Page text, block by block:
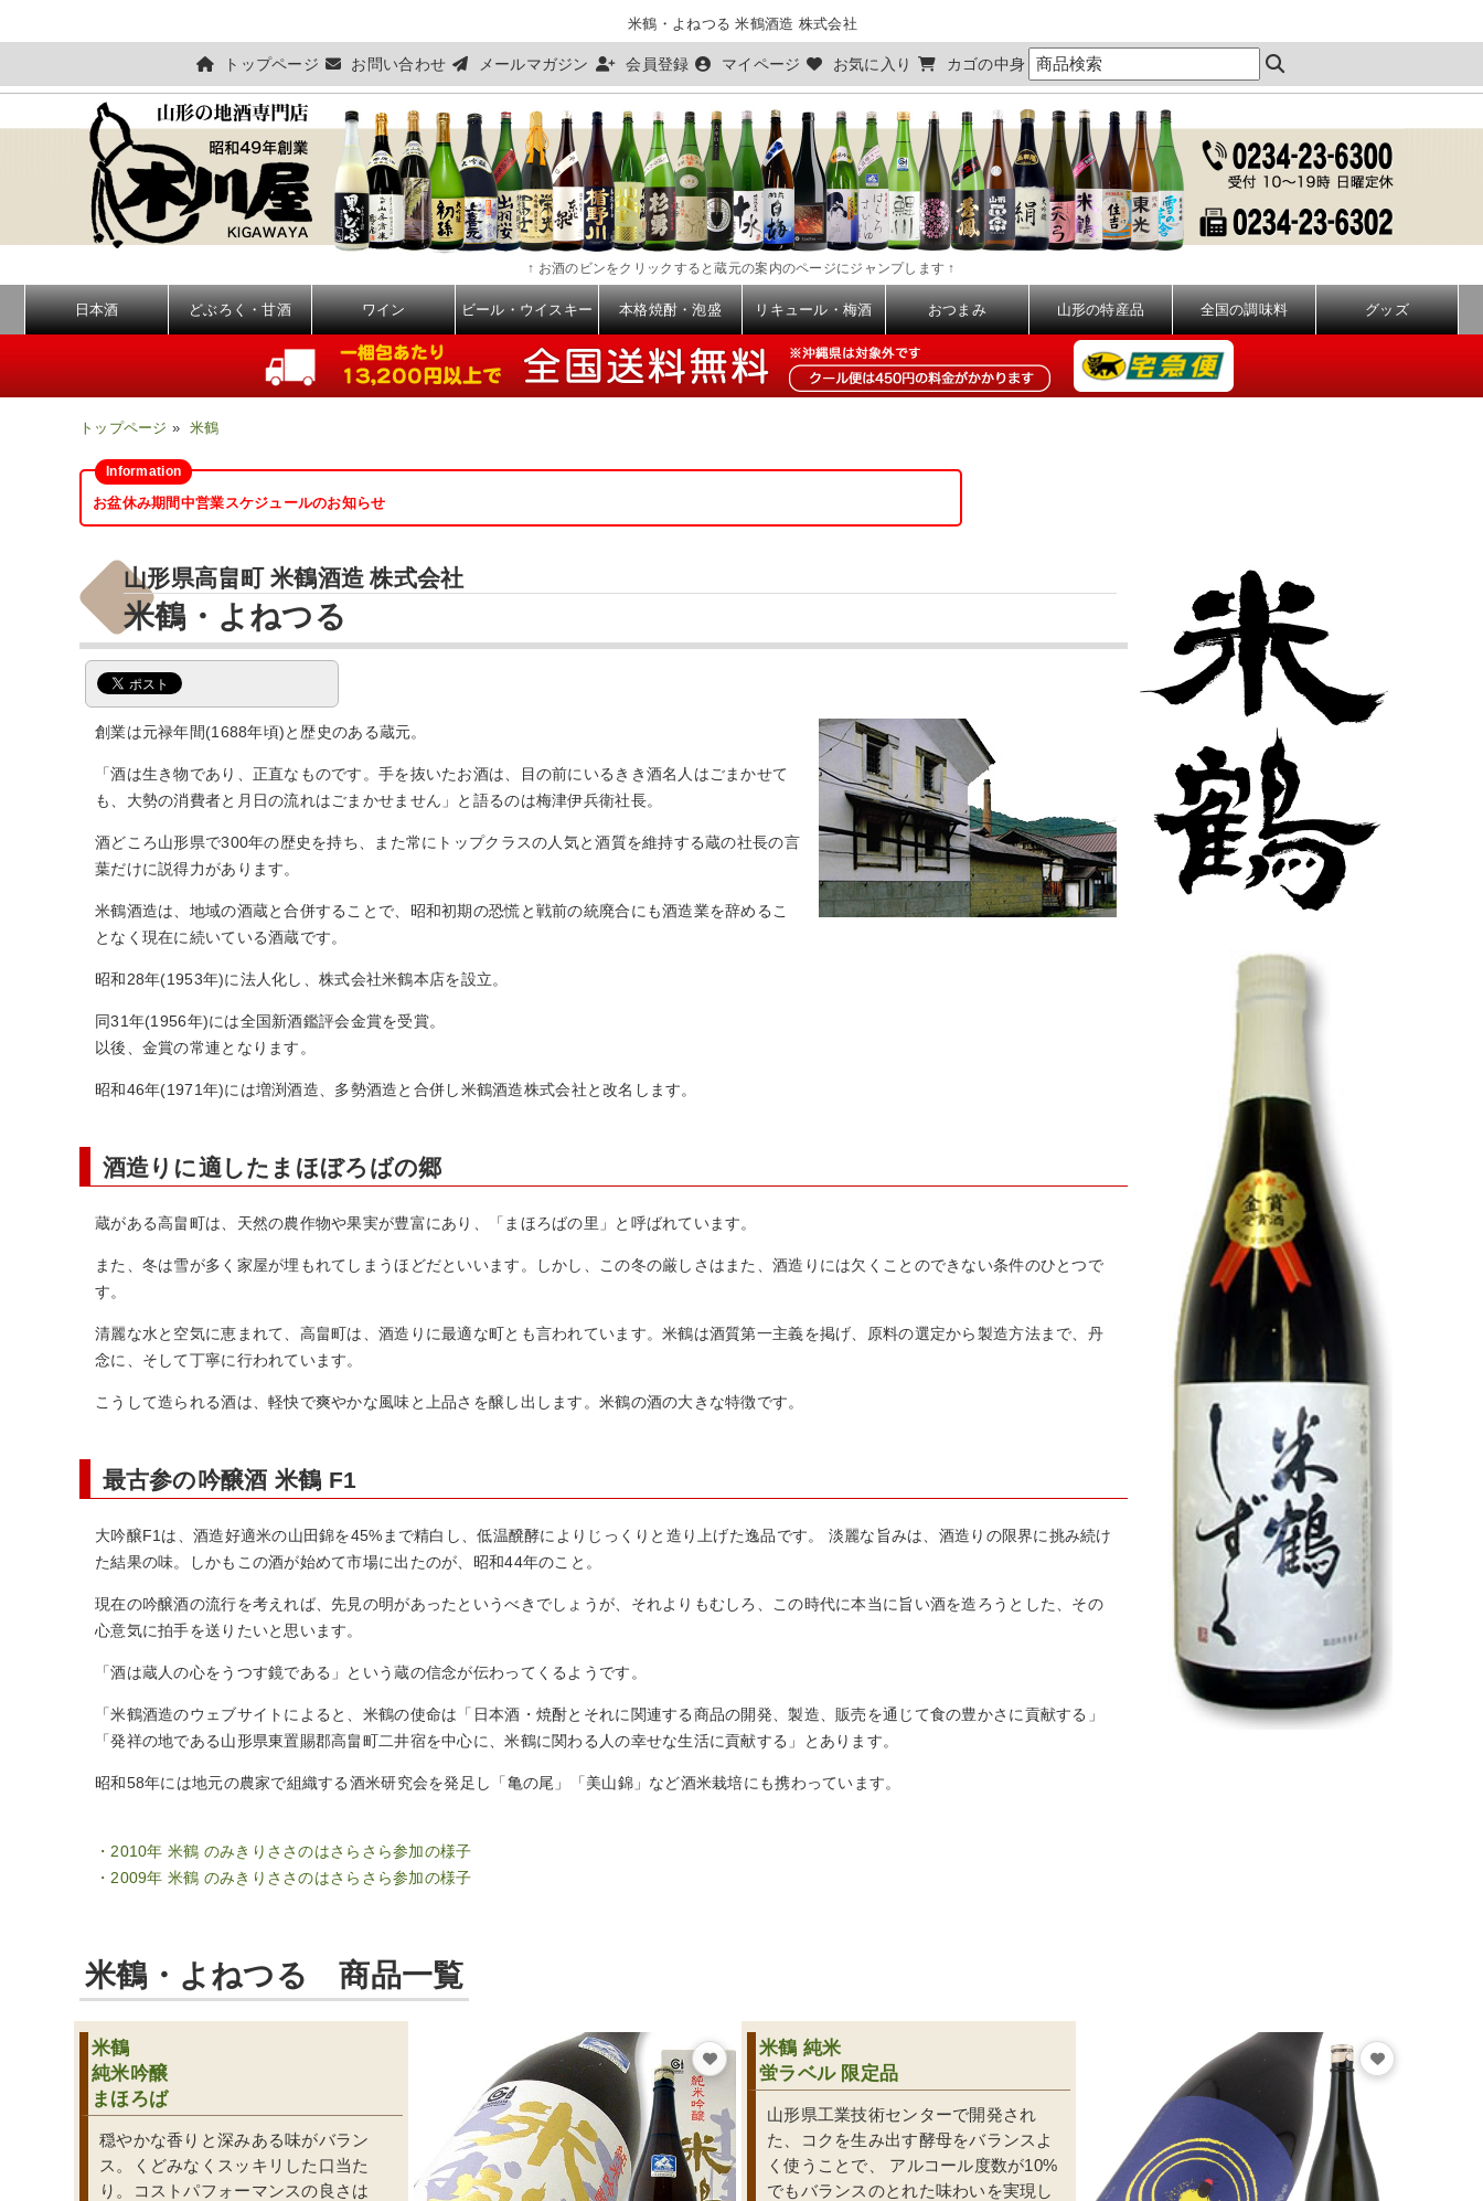
米鶴・よねつる 米鶴酒造 株式会社
トップページ お問い合わせ メールマガジン 会員登録 マイページ お気に入り カゴの中身
↑ お酒のビンをクリックすると蔵元の案内のページにジャンプします ↑
日本酒 どぶろく・甘酒 ワイン ビール・ウイスキー 本格焼酎・泡盛 リキュール・梅酒 おつまみ 山形の特産品 全国の調味料 グッズ
トップページ » 米鶴
お盆休み期間中営業スケジュールのお知らせ
山形県高畠町 米鶴酒造 株式会社
米鶴・よねつる
創業は元禄年間(1688年頃)と歴史のある蔵元。
「酒は生き物であり、正直なものです。手を抜いたお酒は、目の前にいるきき酒名人はごまかせて
も、大勢の消費者と月日の流れはごまかせません」と語るのは梅津伊兵衛社長。
酒どころ山形県で300年の歴史を持ち、また常にトップクラスの人気と酒質を維持する蔵の社長の言
葉だけに説得力があります。
米鶴酒造は、地域の酒蔵と合併することで、昭和初期の恐慌と戦前の統廃合にも酒造業を辞めるこ
となく現在に続いている酒蔵です。
昭和28年(1953年)に法人化し、株式会社米鶴本店を設立。
同31年(1956年)には全国新酒鑑評会金賞を受賞。
以後、金賞の常連となります。
昭和46年(1971年)には増渕酒造、多勢酒造と合併し米鶴酒造株式会社と改名します。
酒造りに適したまほぼろばの郷
蔵がある高畠町は、天然の農作物や果実が豊富にあり、「まほろばの里」と呼ばれています。
また、冬は雪が多く家屋が埋もれてしまうほどだといいます。しかし、この冬の厳しさはまた、酒造りには欠くことのできない条件のひとつで
す。
清麗な水と空気に恵まれて、高畠町は、酒造りに最適な町とも言われています。米鶴は酒質第一主義を掲げ、原料の選定から製造方法まで、丹
念に、そして丁寧に行われています。
こうして造られる酒は、軽快で爽やかな風味と上品さを醸し出します。米鶴の酒の大きな特徴です。
最古参の吟醸酒 米鶴 F1
大吟醸F1は、酒造好適米の山田錦を45%まで精白し、低温醗酵によりじっくりと造り上げた逸品です。 淡麗な旨みは、酒造りの限界に挑み続け
た結果の味。しかもこの酒が始めて市場に出たのが、昭和44年のこと。
現在の吟醸酒の流行を考えれば、先見の明があったというべきでしょうが、それよりもむしろ、この時代に本当に旨い酒を造ろうとした、その
心意気に拍手を送りたいと思います。
「酒は蔵人の心をうつす鏡である」という蔵の信念が伝わってくるようです。
「米鶴酒造のウェブサイトによると、米鶴の使命は「日本酒・焼酎とそれに関連する商品の開発、製造、販売を通じて食の豊かさに貢献する」
「発祥の地である山形県東置賜郡高畠町二井宿を中心に、米鶴に関わる人の幸せな生活に貢献する」とあります。
昭和58年には地元の農家で組織する酒米研究会を発足し「亀の尾」「美山錦」など酒米栽培にも携わっています。
・2010年 米鶴 のみきりささのはさらさら参加の様子
・2009年 米鶴 のみきりささのはさらさら参加の様子
米鶴・よねつる 商品一覧
米鶴
純米吟醸
まほろば
穏やかな香りと深みある味がバラン
ス。くどみなくスッキリした口当た
り。コストパフォーマンスの良さは
米鶴 純米
蛍ラベル 限定品
山形県工業技術センターで開発され
た、コクを生み出す酵母をバランスよ
く使うことで、 アルコール度数が10%
でもバランスのとれた味わいを実現し